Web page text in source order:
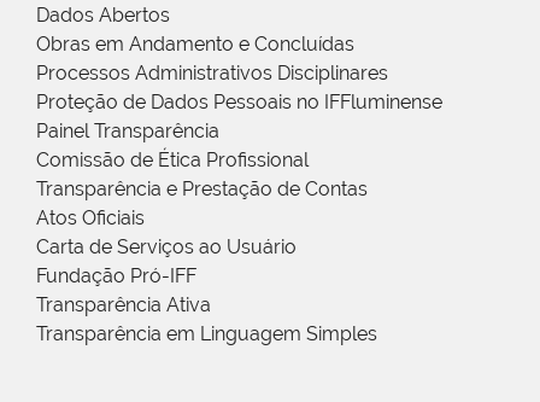
Dados Abertos
Obras em Andamento e Concluídas
Processos Administrativos Disciplinares
Proteção de Dados Pessoais no IFFluminense
Painel Transparência
Comissão de Ética Profissional
Transparência e Prestação de Contas
Atos Oficiais
Carta de Serviços ao Usuário
Fundação Pró-IFF
Transparência Ativa
Transparência em Linguagem Simples